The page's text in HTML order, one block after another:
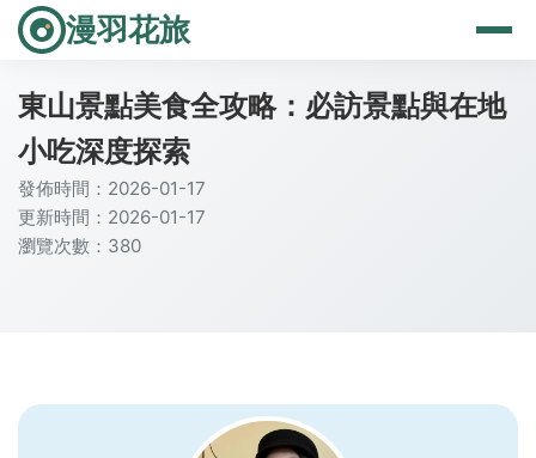
漫羽花旅
東山景點美食全攻略：必訪景點與在地
小吃深度探索
發佈時間：2026-01-17
更新時間：2026-01-17
瀏覽次數：380